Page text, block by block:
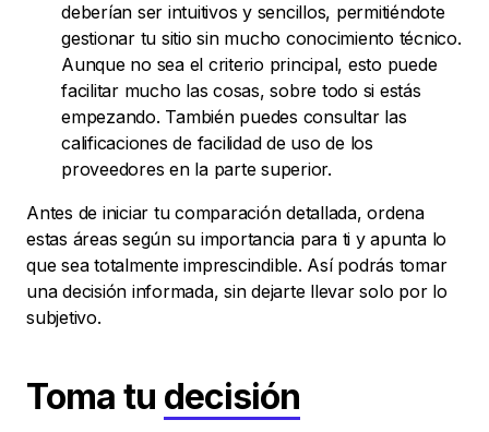
deberían ser intuitivos y sencillos, permitiéndote
gestionar tu sitio sin mucho conocimiento técnico.
Aunque no sea el criterio principal, esto puede
facilitar mucho las cosas, sobre todo si estás
empezando. También puedes consultar las
calificaciones de facilidad de uso de los
proveedores en la parte superior.
Antes de iniciar tu comparación detallada, ordena
estas áreas según su importancia para ti y apunta lo
que sea totalmente imprescindible. Así podrás tomar
una decisión informada, sin dejarte llevar solo por lo
subjetivo.
Toma tu decisión